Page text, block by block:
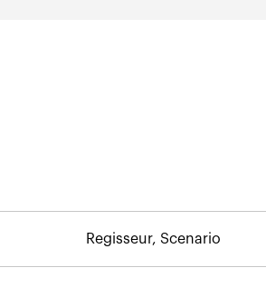
Regisseur, Scenario